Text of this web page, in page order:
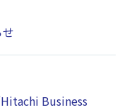
Hitachi Business